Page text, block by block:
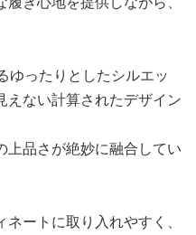
ゆったりとしたシルエッ
えない計算されたデザイン
上品さが絶妙に融合してい
ートに取り入れやすく、